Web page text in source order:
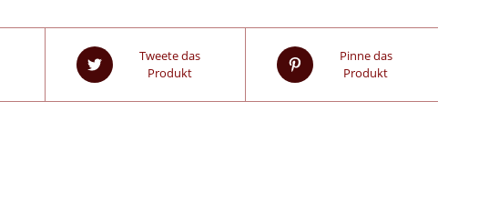
Tweete das
Produkt
Pinne das
Produkt